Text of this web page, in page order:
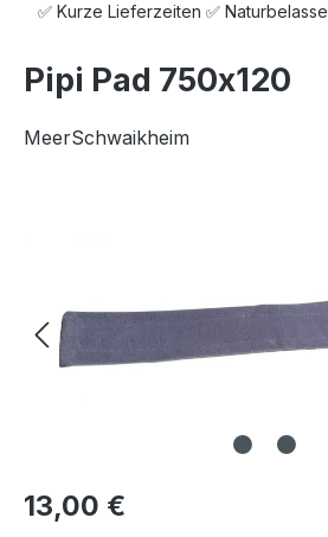
✅ Kurze Lieferzeiten ✅
Pipi Pad 750x120
MeerSchwaikheim
13,00 €